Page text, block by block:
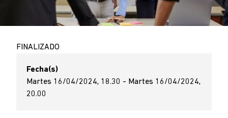
FINALIZADO
Fecha(s)
Martes 16/04/2024, 18.30 - Martes 16/04/2024,
20.00